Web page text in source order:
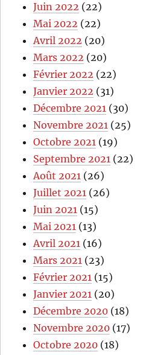
Juin 2022 (22)
Mai 2022 (22)
Avril 2022 (20)
Mars 2022 (20)
Février 2022 (22)
Janvier 2022 (31)
Décembre 2021 (30)
Novembre 2021 (25)
Octobre 2021 (19)
Septembre 2021 (22)
Août 2021 (26)
Juillet 2021 (26)
Juin 2021 (15)
Mai 2021 (13)
Avril 2021 (16)
Mars 2021 (23)
Février 2021 (15)
Janvier 2021 (20)
Décembre 2020 (18)
Novembre 2020 (17)
Octobre 2020 (18)